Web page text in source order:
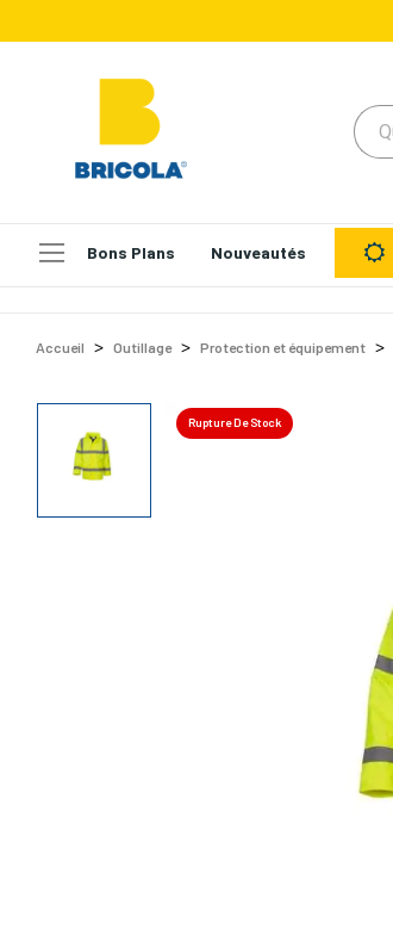
Bons Plans Nouveautés
Accueil Outillage Protection et équipement
Rupture De Stock